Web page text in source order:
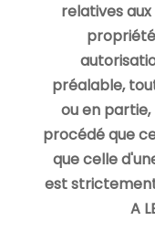
relatives
préalable,
ou en
procédé que
que celle
est
A